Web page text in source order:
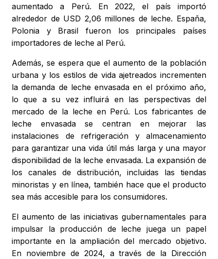
aumentado a Perú. En 2022, el país importó
alrededor de USD 2,06 millones de leche. España,
Polonia y Brasil fueron los principales países
importadores de leche al Perú.
Además, se espera que el aumento de la población
urbana y los estilos de vida ajetreados incrementen
la demanda de leche envasada en el próximo año,
lo que a su vez influirá en las perspectivas del
mercado de la leche en Perú. Los fabricantes de
leche envasada se centran en mejorar las
instalaciones de refrigeración y almacenamiento
para garantizar una vida útil más larga y una mayor
disponibilidad de la leche envasada. La expansión de
los canales de distribución, incluidas las tiendas
minoristas y en línea, también hace que el producto
sea más accesible para los consumidores.
El aumento de las iniciativas gubernamentales para
impulsar la producción de leche juega un papel
importante en la ampliación del mercado objetivo.
En noviembre de 2024, a través de la Dirección